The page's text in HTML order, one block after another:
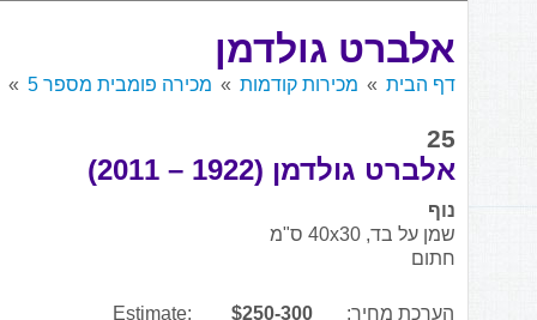
אלברט גולדמן
דף הבית מכירות קודמות מכירה פומבית מספר 5
25
אלברט גולדמן (1922 – 2011)
נוף
שמן על בד, 40x30 ס"מ
חתום
הערכת מחיר: $250-300
Estimate: